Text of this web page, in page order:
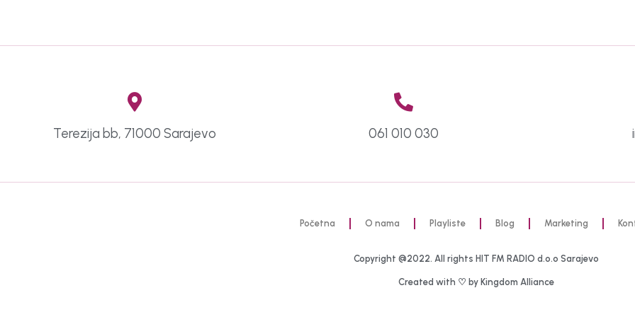
Terezija bb, 71000 Sarajevo 061 010 030
Početna O nama Playliste Blog Marketing
Copyright @2022. All rights HIT FM RADIO d.o.o Sarajevo
Created with ♡ by Kingdom Alliance